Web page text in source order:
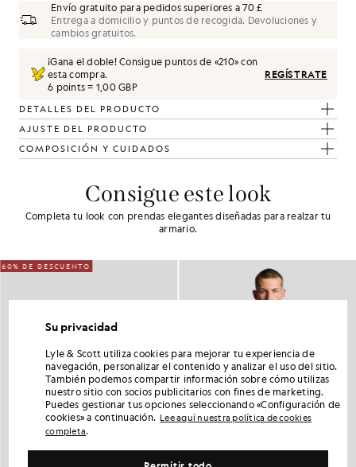
Envío gratuito para pedidos superiores a 70 £
Entrega a domicilio y puntos de recogida. Devoluciones y
cambios gratuitos.
¡Gana el doble! Consigue puntos de «210» con
esta compra.
6 points = 1,00 GBP
REGÍSTRATE
DETALLES DEL PRODUCTO
AJUSTE DEL PRODUCTO
COMPOSICIÓN Y CUIDADOS
Consigue este look
Completa tu look con prendas elegantes diseñadas para realzar tu
armario.
60% DE DESCUENTO
Su privacidad
Lyle & Scott utiliza cookies para mejorar tu experiencia de
navegación, personalizar el contenido y analizar el uso del sitio.
También podemos compartir información sobre cómo utilizas
nuestro sitio con socios publicitarios con fines de marketing.
Puedes gestionar tus opciones seleccionando «Configuración de
cookies» a continuación. Lee aquí nuestra política de cookies
completa.